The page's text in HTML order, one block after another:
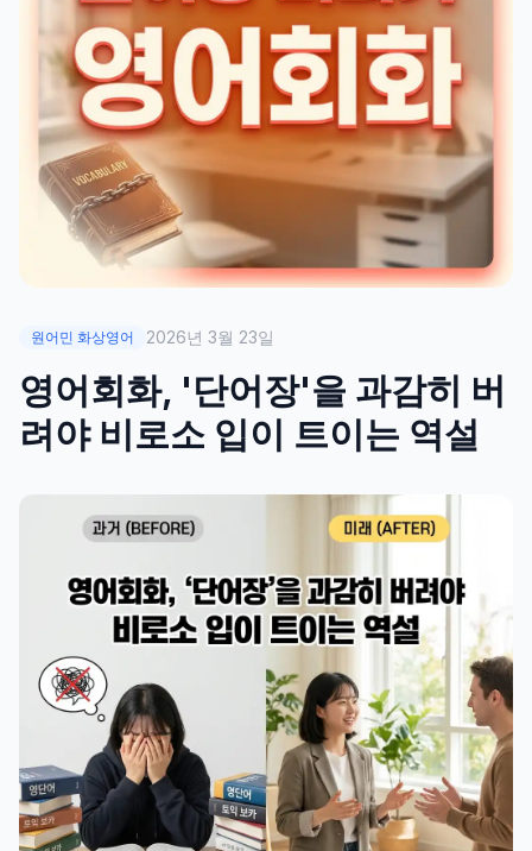
원어민 화상영어 2026년 3월 23일
영어회화, '단어장'을 과감히 버
려야 비로소 입이 트이는 역설